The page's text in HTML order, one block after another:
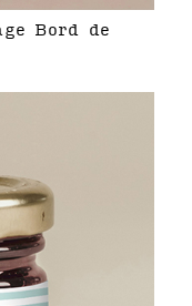
Bord de